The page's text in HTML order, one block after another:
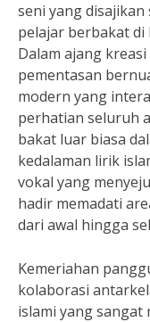
seni yang
pelajar berbakat di
Dalam ajang
pementasan
modern yang
perhatian seluruh
bakat luar biasa
kedalaman lirik
vokal yang
hadir memadati
dari awal hingga
Kemeriahan
kolaborasi
islami yang